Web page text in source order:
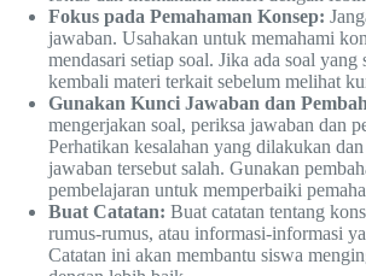
Fokus pada Pemahaman Konsep:
jawaban. Usahakan untuk memahami
mendasari setiap soal. Jika ada soal
kembali materi terkait sebelum melihat
Gunakan Kunci Jawaban dan
mengerjakan soal, periksa jawaban dan
Perhatikan kesalahan yang dilakukan
jawaban tersebut salah. Gunakan
pembelajaran untuk memperbaiki
Buat Catatan: Buat catatan tentang
rumus-rumus, atau informasi-informasi
Catatan ini akan membantu siswa